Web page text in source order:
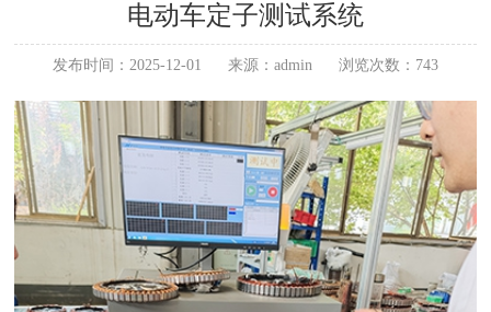
电动车定子测试系统
发布时间：2025-12-01 来源：admin 浏览次数：743